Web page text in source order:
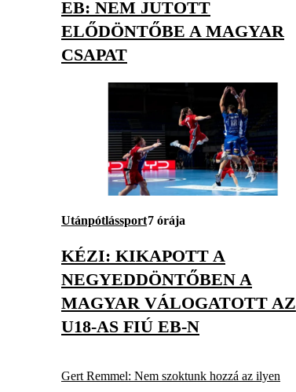
EB: NEM JUTOTT
ELŐDÖNTŐBE A MAGYAR
CSAPAT
Utánpótlássport7 órája
KÉZI: KIKAPOTT A
NEGYEDDÖNTŐBEN A
MAGYAR VÁLOGATOTT AZ
U18-AS FIÚ EB-N
Gert Remmel: Nem szoktunk hozzá az ilyen